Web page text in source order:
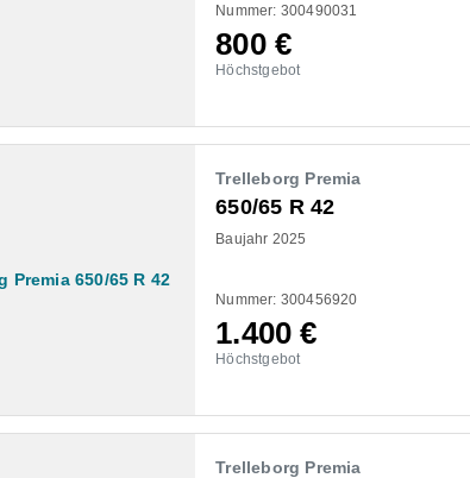
Nummer: 300490031
800 €
Höchstgebot
Trelleborg Premia
650/65 R 42
Baujahr 2025
Nummer: 300456920
1.400€
Höchstgebot
Trelleborg Premia